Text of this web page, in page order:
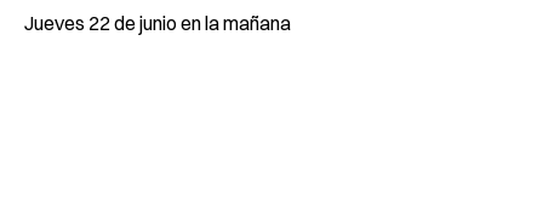
Jueves 22 de junio en la mañana